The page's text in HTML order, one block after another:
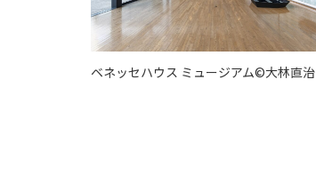
ベネッセハウス ミュージアム©大林直治